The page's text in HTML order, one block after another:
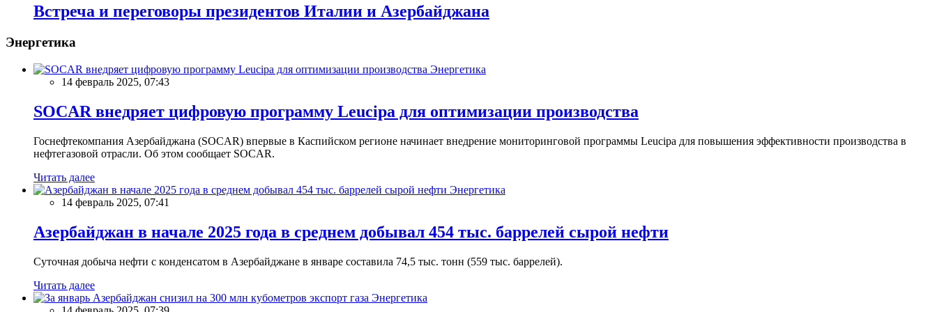
Встреча и переговоры президентов Италии и Азербайджана
Энергетика
Энергетика
14 февраль 2025, 07:43
SOCAR внедряет цифровую программу Leucipa для оптимизации производства
Госнефтекомпания Азербайджана (SOCAR) впервые в Каспийском регионе начинает внедрение мониторинговой программы Leucipa для повышения эффективности производства в
нефтегазовой отрасли. Об этом сообщает SOCAR.
Читать далее
Энергетика
14 февраль 2025, 07:41
Азербайджан в начале 2025 года в среднем добывал 454 тыс. баррелей сырой нефти
Суточная добыча нефти с конденсатом в Азербайджане в январе составила 74,5 тыс. тонн (559 тыс. баррелей).
Читать далее
Энергетика